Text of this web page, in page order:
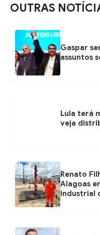
OUTRAS
Gaspar
assuntos
Lula terá
veja
Renato
Alagoas
industrial